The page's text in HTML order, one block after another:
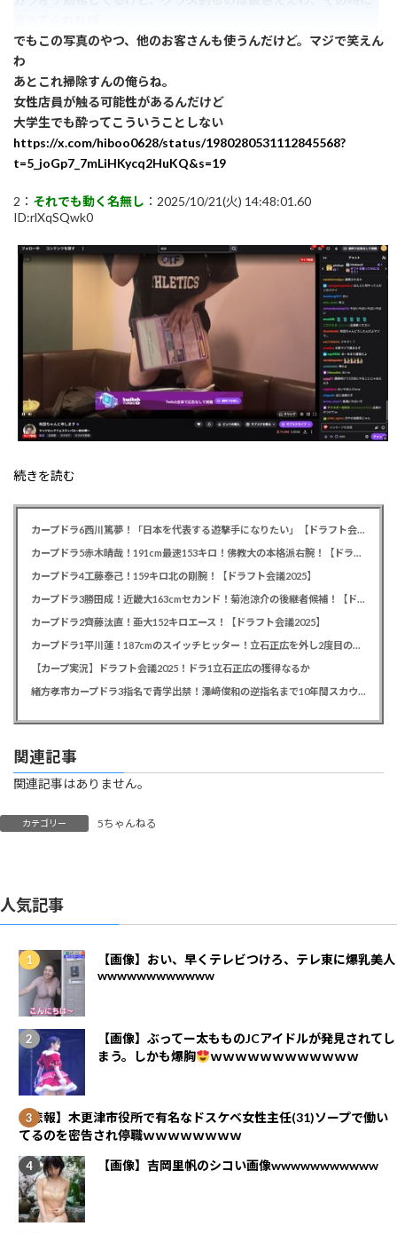
でもこの写真のやつ、他のお客さんも使うんだけど。マジで笑えん
わ
あとこれ掃除すんの俺らね。
女性店員が触る可能性があるんだけど
大学生でも酔ってこういうことしない
https://x.com/hiboo0628/status/1980280531112845568?
t=5_joGp7_7mLiHKycq2HuKQ&s=19
2： それでも動く名無し ：2025/10/21(火) 14:48:01.60
ID:rlXqSQwk0
続きを読む
カープドラ4工藤泰己！159キロ北の剛腕！【ドラフト会議2025】
カープドラ2齊藤汰直！亜大152キロエース！【ドラフト会議2025】
【カープ実況】ドラフト会議2025！ドラ1立石正広の獲得なるか
関連記事
関連記事はありません。
カテゴリー 5ちゃんねる
人気記事
【画像】おい、早くテレビつけろ、テレ東に爆乳美人
wwwwwwwwwwww
【画像】ぶってー太もものJCアイドルが発見されてし
まう。しかも爆胸
ｗｗｗｗｗｗｗｗｗｗｗｗ
【悲報】木更津市役所で有名なドスケベ女性主任(31)ソープで働い
てるのを密告され停職ｗｗｗｗｗｗｗｗ
【画像】吉岡里帆のシコい画像wwwwwwwwwww